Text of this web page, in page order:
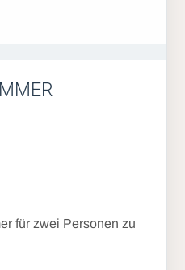
für zwei Personen zu